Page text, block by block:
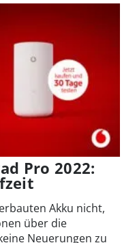
Pro 2022:
Akku nicht,
über die
Neuerungen zu